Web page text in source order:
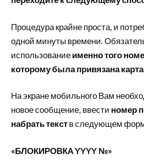
Процедура крайне проста, и
одной минуты времени.
использованиеименно того
которому была привязана карта
На экране мобильного Вам
новое сообщение, ввести номер
набрать текств следующем
«БЛОКИРОВКА YYYY №»